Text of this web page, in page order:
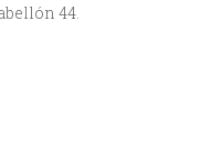
44.